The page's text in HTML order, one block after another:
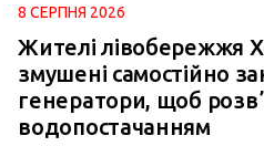
8 СЕРПНЯ 2026
Жителі лівобережжя
змушені самостійно
генератори, щоб
водопостачанням